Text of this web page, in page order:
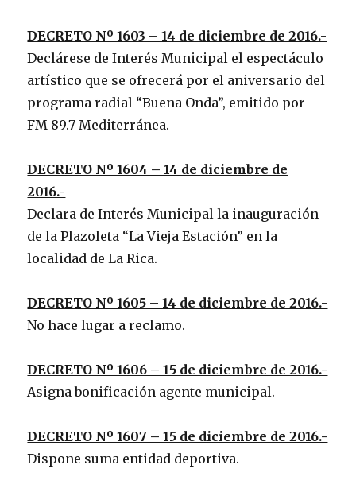
DECRETO Nº 1603 – 14 de diciembre de 2016.-
Declárese de Interés Municipal el espectáculo
artístico que se ofrecerá por el aniversario del
programa radial “Buena Onda”, emitido por
FM 89.7 Mediterránea.
DECRETO Nº 1604 – 14 de diciembre de
2016.-
Declara de Interés Municipal la inauguración
de la Plazoleta “La Vieja Estación” en la
localidad de La Rica.
DECRETO Nº 1605 – 14 de diciembre de 2016.-
No hace lugar a reclamo.
DECRETO Nº 1606 – 15 de diciembre de 2016.-
Asigna bonificación agente municipal.
DECRETO Nº 1607 – 15 de diciembre de 2016.-
Dispone suma entidad deportiva.